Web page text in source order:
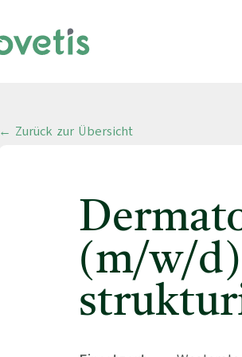
← Zurück zur Übersicht
(m/w/d)